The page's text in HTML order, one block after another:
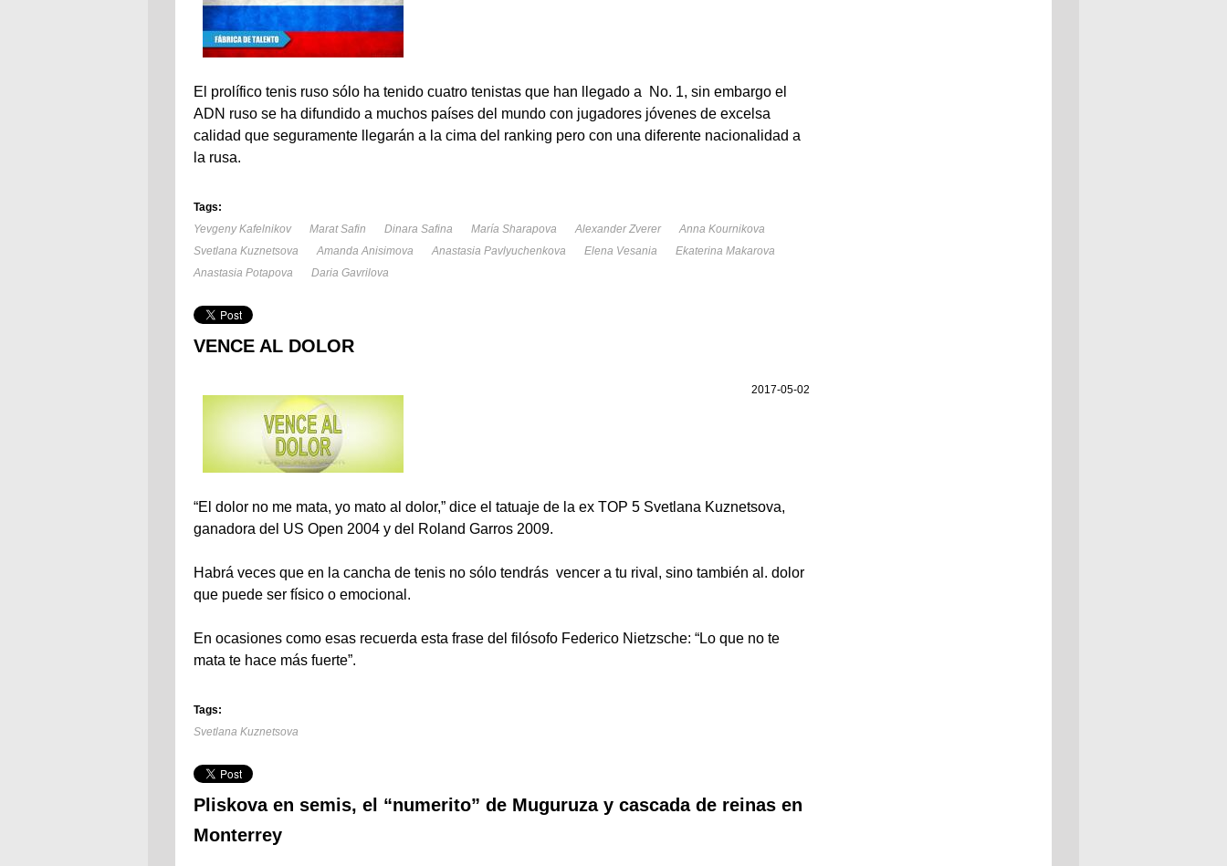
El prolífico tenis ruso sólo ha tenido cuatro tenistas que han llegado a No. 1, sin embargo el
ADN ruso se ha difundido a muchos países del mundo con jugadores jóvenes de excelsa
calidad que seguramente llegarán a la cima del ranking pero con una diferente nacionalidad a
la rusa.
Tags:
Yevgeny Kafelnikov
Marat Safin Dinara Safina María Sharapova Alexander Zverer
Anna Kournikova
Svetlana Kuznetsova
Amanda Anisimova Anastasia Pavlyuchenkova Elena Vesania
Ekaterina Makarova
Anastasia Potapova
Daria Gavrilova
VENCE AL DOLOR
2017-05-02
“El dolor no me mata, yo mato al dolor,” dice el tatuaje de la ex TOP 5 Svetlana Kuznetsova,
ganadora del US Open 2004 y del Roland Garros 2009.
Habrá veces que en la cancha de tenis no sólo tendrás vencer a tu rival, sino también al. dolor
que puede ser físico o emocional.
En ocasiones como esas recuerda esta frase del filósofo Federico Nietzsche: “Lo que no te
mata te hace más fuerte”.
Tags:
Svetlana Kuznetsova
Pliskova en semis, el “numerito” de Muguruza y cascada de reinas en
Monterrey